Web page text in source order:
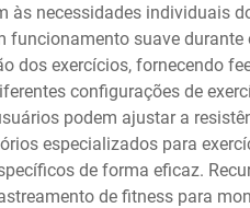
às necessidades individuais
suave
dos exercícios, fornecendo
configurações de
podem ajustar a
especializados para
de forma eficaz.
de fitness para